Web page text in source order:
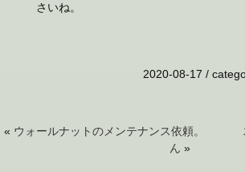
さいね。
2020-08-17 /
« ウォールナットのメンテナンス依頼。
ん »